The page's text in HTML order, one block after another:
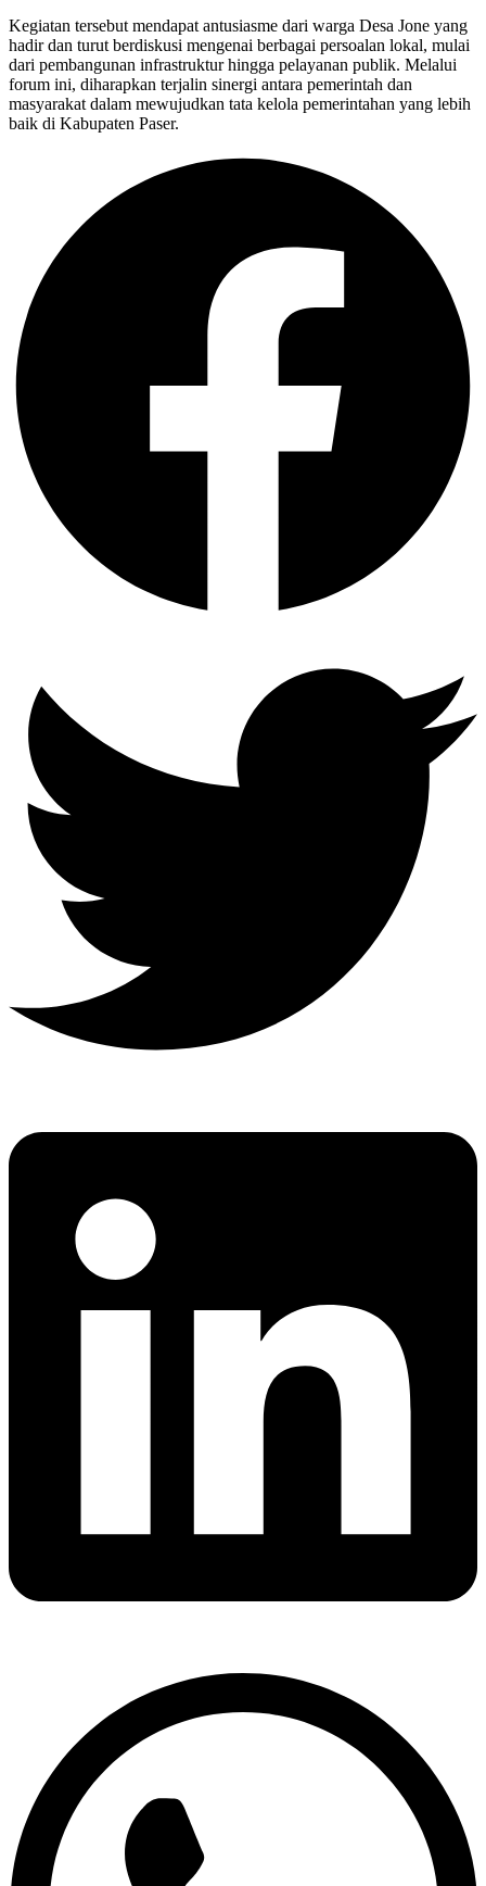
Kegiatan tersebut mendapat antusiasme dari warga Desa Jone yang
hadir dan turut berdiskusi mengenai berbagai persoalan lokal, mulai
dari pembangunan infrastruktur hingga pelayanan publik. Melalui
forum ini, diharapkan terjalin sinergi antara pemerintah dan
masyarakat dalam mewujudkan tata kelola pemerintahan yang lebih
baik di Kabupaten Paser.